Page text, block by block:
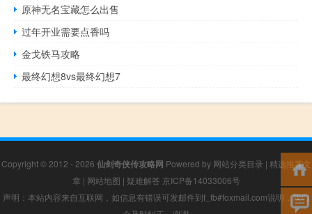
原神无名宝藏怎么出售
过年开业需要点香吗
金戈铁马攻略
最终幻想8vs最终幻想7
Copyright © 2012 - 2026 仙剑奇侠传攻略网 Powered by 网站分类目录 | 精选推荐文
章 | 网站地图 | 疑难解答 京ICP备14033006号
声明：本站内容来自互联网，如信息有错误可发邮件到f_fb#foxmail.com说明，我们